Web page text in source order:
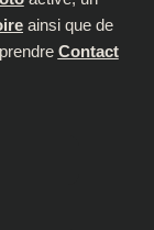
ainsi que de
Contact